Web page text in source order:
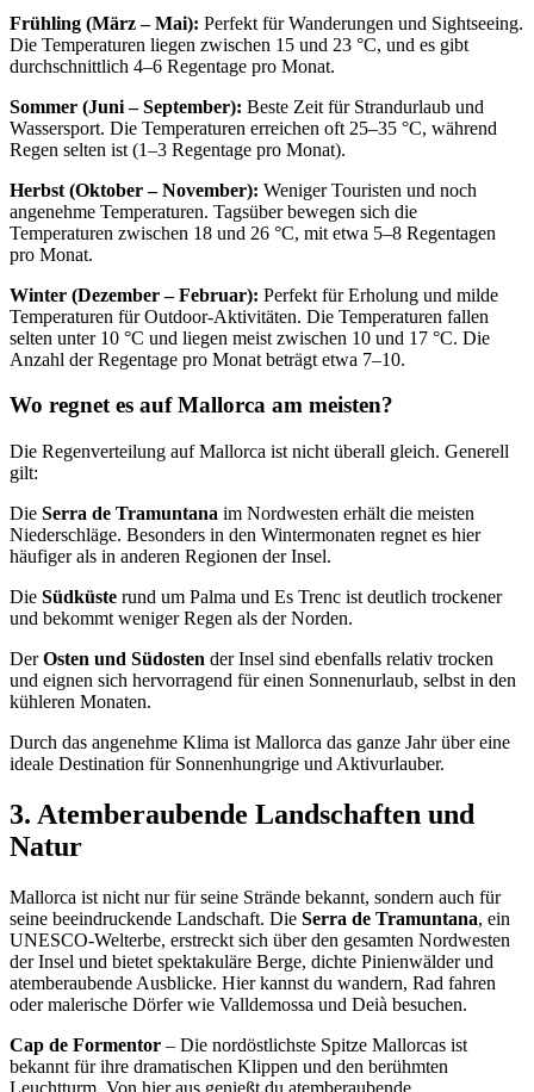
Frühling (März – Mai): Perfekt für Wanderungen und Sightseeing.
Die Temperaturen liegen zwischen 15 und 23 °C, und es gibt
durchschnittlich 4–6 Regentage pro Monat.
Sommer (Juni – September): Beste Zeit für Strandurlaub und
Wassersport. Die Temperaturen erreichen oft 25–35 °C, während
Regen selten ist (1–3 Regentage pro Monat).
Herbst (Oktober – November): Weniger Touristen und noch
angenehme Temperaturen. Tagsüber bewegen sich die
Temperaturen zwischen 18 und 26 °C, mit etwa 5–8 Regentagen
pro Monat.
Winter (Dezember – Februar): Perfekt für Erholung und milde
Temperaturen für Outdoor-Aktivitäten. Die Temperaturen fallen
selten unter 10 °C und liegen meist zwischen 10 und 17 °C. Die
Anzahl der Regentage pro Monat beträgt etwa 7–10.
Wo regnet es auf Mallorca am meisten?
Die Regenverteilung auf Mallorca ist nicht überall gleich. Generell
gilt:
Die Serra de Tramuntana im Nordwesten erhält die meisten
Niederschläge. Besonders in den Wintermonaten regnet es hier
häufiger als in anderen Regionen der Insel.
Die Südküste rund um Palma und Es Trenc ist deutlich trockener
und bekommt weniger Regen als der Norden.
DerOsten und Südosten der Insel sind ebenfalls relativ trocken
und eignen sich hervorragend für einen Sonnenurlaub, selbst in den
kühleren Monaten.
Durch das angenehme Klima ist Mallorca das ganze Jahr über eine
ideale Destination für Sonnenhungrige und Aktivurlauber.
3. Atemberaubende Landschaften und
Natur
Mallorca ist nicht nur für seine Strände bekannt, sondern auch für
seine beeindruckende Landschaft. Die Serra de Tramuntana, ein
UNESCO-Welterbe, erstreckt sich über den gesamten Nordwesten
der Insel und bietet spektakuläre Berge, dichte Pinienwälder und
atemberaubende Ausblicke. Hier kannst du wandern, Rad fahren
oder malerische Dörfer wie Valldemossa und Deià besuchen.
Cap de Formentor – Die nordöstlichste Spitze Mallorcas ist
bekannt für ihre dramatischen Klippen und den berühmten
Leuchtturm. Von hier aus genießt du atemberaubende